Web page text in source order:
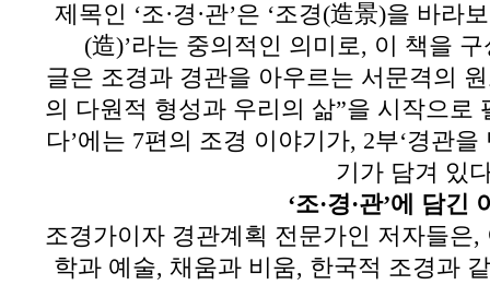
제목인 ‘조·경·관’은 ‘조경(造景)을 바라
(造)’라는 중의적인 의미로, 이 책을
글은 조경과 경관을 아우르는 서문격의
의 다원적 형성과 우리의 삶”을 시작으로
다’에는 7편의 조경 이야기가, 2부‘경관을
기가 담겨 있
‘조·경·관’에 담긴
조경가이자 경관계획 전문가인 저자들은,
학과 예술, 채움과 비움, 한국적 조경과